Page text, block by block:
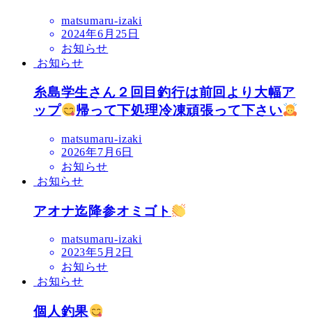
matsumaru-izaki
2024年6月25日
お知らせ
お知らせ
糸島学生さん２回目釣行は前回より大幅ア
ップ
帰って下処理冷凍頑張って下さい
matsumaru-izaki
2026年7月6日
お知らせ
お知らせ
アオナ迄降参オミゴト
matsumaru-izaki
2023年5月2日
お知らせ
お知らせ
個人釣果